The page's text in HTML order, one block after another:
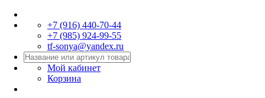
+7 (916) 440-70-44
+7 (985) 924-99-55
tf-sonya@yandex.ru
Мой кабинет
Корзина